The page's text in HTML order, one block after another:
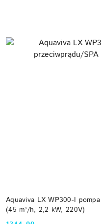
Aquaviva LX WP300-I
(45 m³/h, 2,2 kW, 220V)